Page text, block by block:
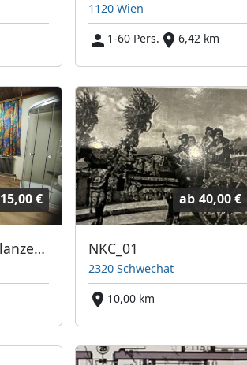
1120 Wien
1-60 Pers.
6,42 km
15,00 €
Arbeiterquartier lanzendorf
ab 40,00 €
NKC_01
2320 Schwechat
10,00 km